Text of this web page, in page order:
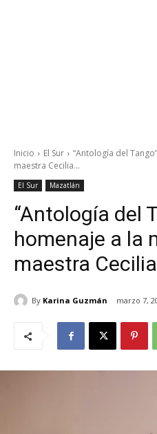
Inicio El Sur
“Antología del
maestra Cecilia...
El Sur Mazatlán
“Antología del
homenaje a la
maestra
By Karina Guzmán marzo 7,